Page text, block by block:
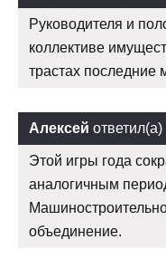
Руководителя и
коллективе
трастах последние
Алексей ответил(а)
Этой игры года
аналогичным
объединение.